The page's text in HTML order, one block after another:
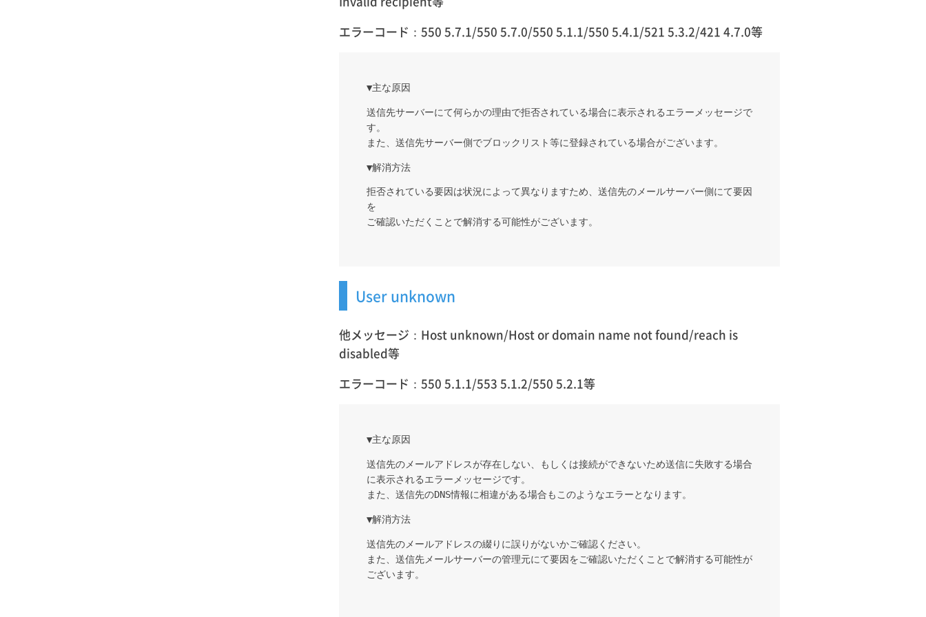
エラーコード：550 5.7.1/550 5.7.0/550 5.1.1/550 5.4.1/521 5.3.2/421 4.7.0等
▼主な原因
送信先サーバーにて何らかの理由で拒否されている場合に表示されるエラーメッセージで
す。
また、送信先サーバー側でブロックリスト等に登録されている場合がございます。
▼解消方法
拒否されている要因は状況によって異なりますため、送信先のメールサーバー側にて要因
を
ご確認いただくことで解消する可能性がございます。
User unknown
他メッセージ：Host unknown/Host or domain name not found/reach is
disabled等
エラーコード：550 5.1.1/553 5.1.2/550 5.2.1等
▼主な原因
送信先のメールアドレスが存在しない、もしくは接続ができないため送信に失敗する場合
に表示されるエラーメッセージです。
また、送信先のDNS情報に相違がある場合もこのようなエラーとなります。
▼解消方法
送信先のメールアドレスの綴りに誤りがないかご確認ください。
また、送信先メールサーバーの管理元にて要因をご確認いただくことで解消する可能性が
ございます。